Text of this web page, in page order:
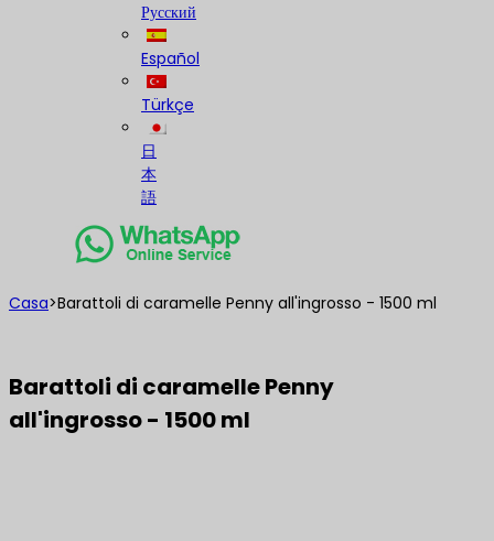
Русский
Español
Türkçe
日
本
語
Casa>Barattoli di caramelle Penny all'ingrosso - 1500 ml
Barattoli di caramelle Penny
all'ingrosso - 1500 ml